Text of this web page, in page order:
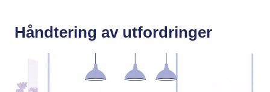
Håndtering av utfordringer